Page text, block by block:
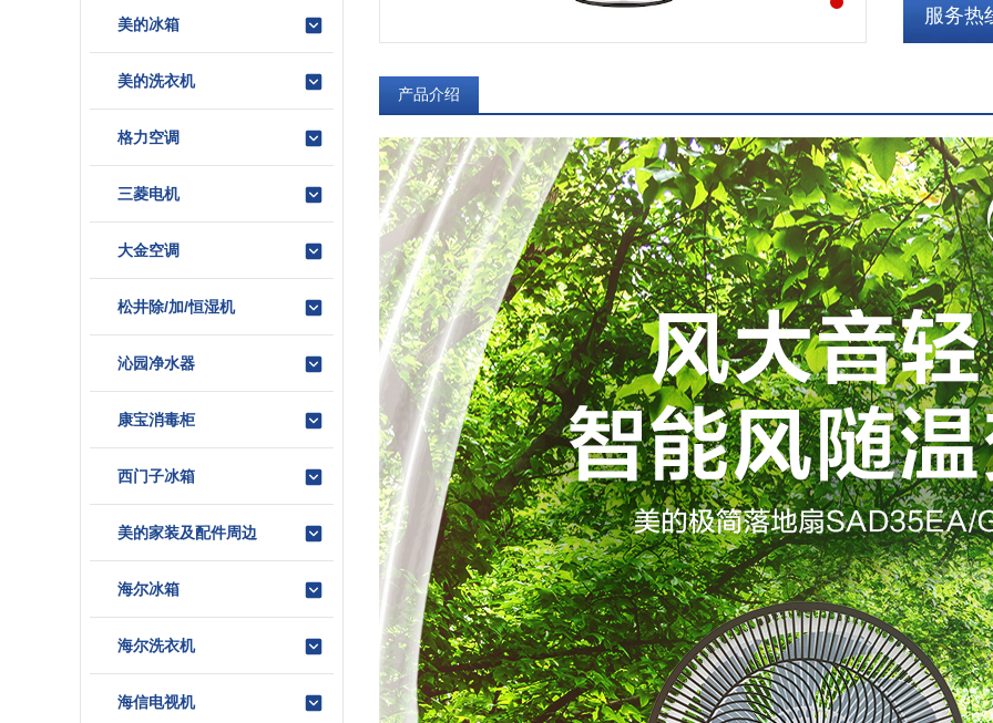
美的冰箱
美的洗衣机
格力空调
三菱电机
大金空调
松井除/加/恒湿机
沁园净水器
康宝消毒柜
西门子冰箱
美的家装及配件周边
海尔冰箱
海尔洗衣机
海信电视机
服务热
产品介绍